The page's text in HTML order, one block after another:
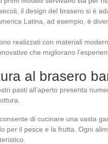
il design del brasero si è
Latina, ad esempio, è
realizzati con materiali
che migliorano
al brasero
pasti all’aperto presenta
di cucinare una vasta
per il pesce e la frutta. Ogni